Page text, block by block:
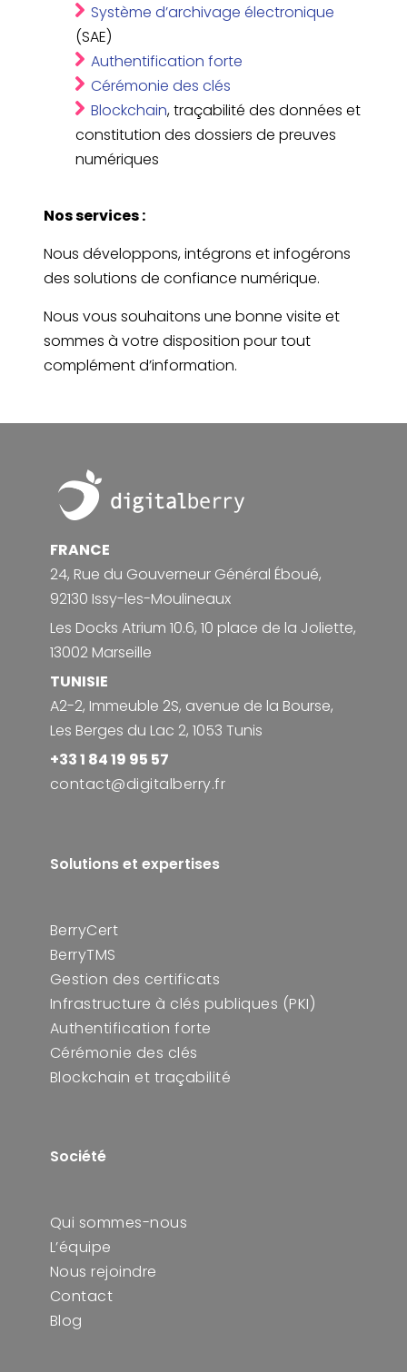
Système d’archivage électronique
(SAE)
Authentification forte
Cérémonie des clés
Blockchain, traçabilité des données et
constitution des dossiers de preuves
numériques
Nos services :
Nous développons, intégrons et infogérons
des solutions de confiance numérique.
Nous vous souhaitons une bonne visite et
sommes à votre disposition pour tout
complément d’information.
FRANCE
24, Rue du Gouverneur Général Éboué,
92130 Issy-les-Moulineaux
Les Docks Atrium 10.6, 10 place de la Joliette,
13002 Marseille
TUNISIE
A2-2, Immeuble 2S, avenue de la Bourse,
Les Berges du Lac 2, 1053 Tunis
+33 1 84 19 95 57
contact@digitalberry.fr
Solutions et expertises
BerryCert
BerryTMS
Gestion des certificats
Infrastructure à clés publiques (PKI)
Authentification forte
Cérémonie des clés
Blockchain et traçabilité
Société
Qui sommes-nous
L’équipe
Nous rejoindre
Contact
Blog